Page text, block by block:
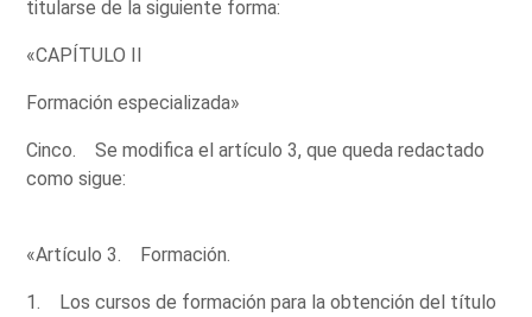
titularse de la siguiente forma:
«CAPÍTULO II
Formación especializada»
Cinco. Se modifica el artículo 3, que queda redactado
como sigue:
«Artículo 3. Formación.
1. Los cursos de formación para la obtención del título